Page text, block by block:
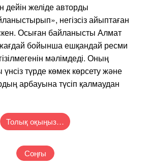
дейін желіде авторды
негізсіз айыптаған
Осыған байланысты Алмат
бойынша ешқандай ресми
мәлімдеді. Оның
түрде көмек көрсету және
арбауына түсіп қалмаудан
Толық оқыңыз…
Соңғы